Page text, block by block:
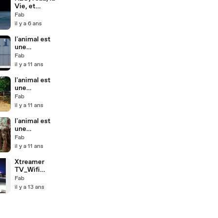
1128
Vie, et
Nous_1_3-
Pulsation_0-
8
Fab
il y a 6 ans
l'animal est
une
personne_FR
3_débat
Fab
il y a 11 ans
l'animal est
une
personne_FR
3_2_2
Fab
il y a 11 ans
l'animal est
une
personne_FR
3_1_2
Fab
il y a 11 ans
Xtreamer
TV_Wifi
Plugin_16-
9to16-10
Fab
il y a 13 ans